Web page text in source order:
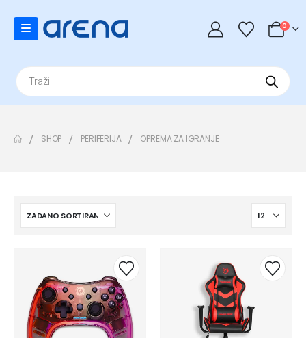
0
Products
search
SHOP PERIFERIJA OPREMA ZA IGRANJE